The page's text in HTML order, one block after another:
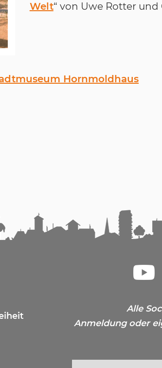
Welt“ von Uwe Rotter
Hornmoldhaus
Alle
Anmeldung oder